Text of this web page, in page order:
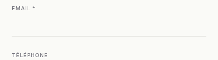
EMAIL *
TÉLÉPHONE